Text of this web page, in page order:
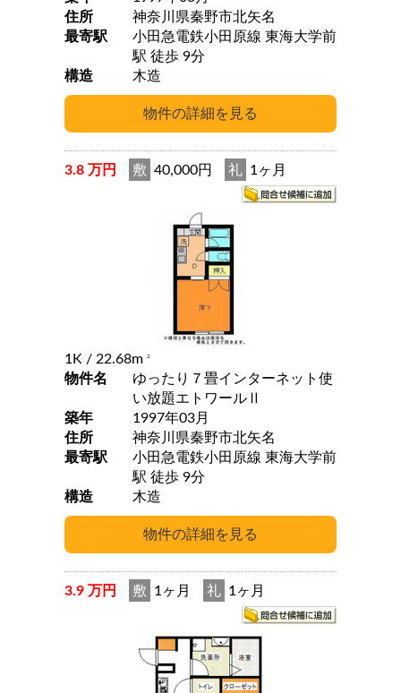
住所
神奈川県秦野市北矢名
最寄駅
小田急電鉄小田原線 東海大学前
駅 徒歩 9分
構造
木造
3.8 万円 敷 40,000円 礼 1ヶ月
1K / 22.68m 2
物件名
ゆったり７畳インターネット使
い放題エトワールⅡ
築年
1997年03月
住所
神奈川県秦野市北矢名
最寄駅
小田急電鉄小田原線 東海大学前
駅 徒歩 9分
構造
木造
3.9 万円 敷 1ヶ月 礼 1ヶ月